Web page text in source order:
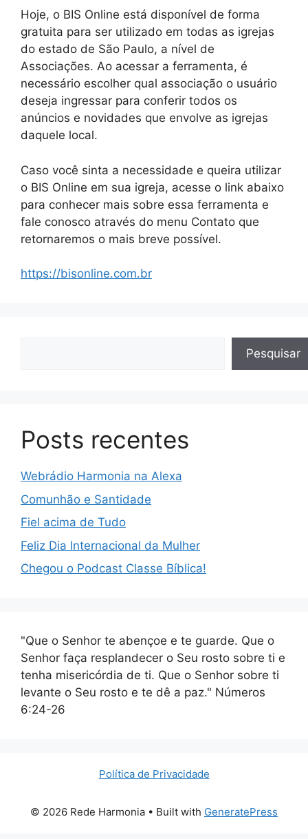
Hoje, o BIS Online está disponível de forma
gratuita para ser utilizado em todas as igrejas
do estado de São Paulo, a nível de
Associações. Ao acessar a ferramenta, é
necessário escolher qual associação o usuário
deseja ingressar para conferir todos os
anúncios e novidades que envolve as igrejas
daquele local.
Caso você sinta a necessidade e queira utilizar
o BIS Online em sua igreja, acesse o link abaixo
para conhecer mais sobre essa ferramenta e
fale conosco através do menu Contato que
retornaremos o mais breve possível.
https://bisonline.com.br
Pesquisar
Posts recentes
Webrádio Harmonia na Alexa
Comunhão e Santidade
Fiel acima de Tudo
Feliz Dia Internacional da Mulher
Chegou o Podcast Classe Bíblica!
"Que o Senhor te abençoe e te guarde. Que o
Senhor faça resplandecer o Seu rosto sobre ti e
tenha misericórdia de ti. Que o Senhor sobre ti
levante o Seu rosto e te dê a paz." Números
6:24-26
Política de Privacidade
© 2026 Rede Harmonia • Built with GeneratePress